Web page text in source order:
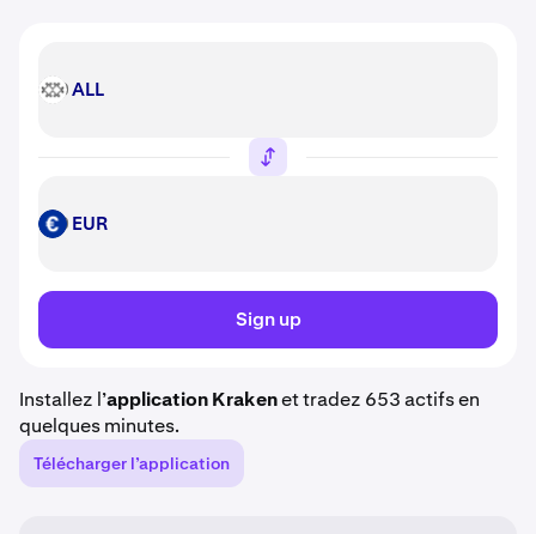
ALL ALL
EUR EUR
Sign up
Installez l’application Krakenet tradez 653 actifs en
quelques minutes.
Télécharger l’application